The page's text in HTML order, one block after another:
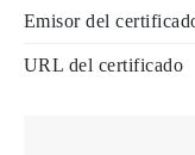
Emisor del
URL del certificado